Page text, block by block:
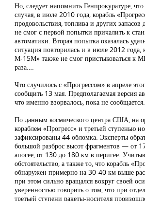
Но, следует напомнить Генпрокуратуре,
случая, в июле 2010 года, корабль
продовольствия, топлива и других
не смог с первой попытки причалить к
автоматики. Вторая попытка оказалась
ситуация повторилась и в июле 2012 года,
М-15М» также не смог пристыковаться к
раза….
Что случилось с «Прогрессом» в апреле
сообщить 13 мая. Предполагаемая версия
что именно взорвалось, пока не сообщается.
По данным космического центра США, на
кораблем «Прогресс» и третьей ступенью
зафиксированы 44 обломка. Эксперты
большой разброс высот фрагментов — от
апогее, от 130 до 180 км в перигее.
обстоятельство, а также то, что корабль
обнаружен примерно на 30-40 км выше
при этом сильно вращался вокруг своей
уверенностью говорить о том, что при
третьей ступени ракеты-носителя